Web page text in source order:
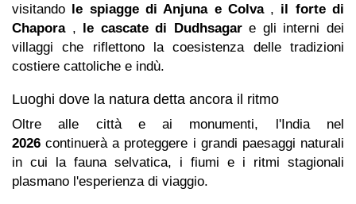
visitando le spiagge di Anjuna e Colva, il forte di
Chapora, le cascate di Dudhsagare gli interni dei
villaggi che riflettono la coesistenza delle tradizioni
costiere cattoliche e indù.
Luoghi dove la natura detta ancora il ritmo
Oltre alle città e ai monumenti, l'India nel
2026 continuerà a proteggere i grandi paesaggi naturali
in cui la fauna selvatica, i fiumi e i ritmi stagionali
plasmano l'esperienza di viaggio.